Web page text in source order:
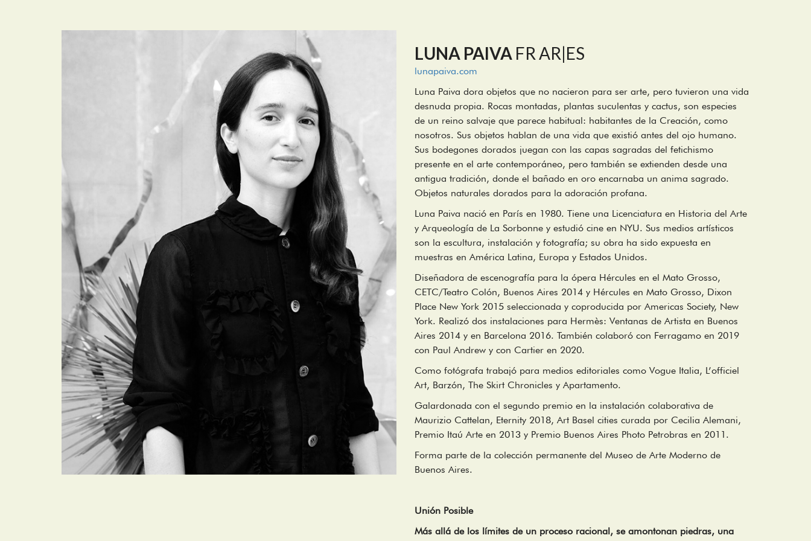
LUNA PAIVA FR AR|ES
lunapaiva.com
Luna Paiva dora objetos que no nacieron para ser arte, pero tuvieron una vida
desnuda propia. Rocas montadas, plantas suculentas y cactus, son especies
de un reino salvaje que parece habitual: habitantes de la Creación, como
nosotros. Sus objetos hablan de una vida que existió antes del ojo humano.
Sus bodegones dorados juegan con las capas sagradas del fetichismo
presente en el arte contemporáneo, pero también se extienden desde una
antigua tradición, donde el bañado en oro encarnaba un anima sagrado.
Objetos naturales dorados para la adoración profana.
Luna Paiva nació en París en 1980. Tiene una Licenciatura en Historia del Arte
y Arqueología de La Sorbonne y estudió cine en NYU. Sus medios artísticos
son la escultura, instalación y fotografía; su obra ha sido expuesta en
muestras en América Latina, Europa y Estados Unidos.
Diseñadora de escenografía para la ópera Hércules en el Mato Grosso,
CETC/Teatro Colón, Buenos Aires 2014 y Hércules en Mato Grosso, Dixon
Place New York 2015 seleccionada y coproducida por Americas Society, New
York. Realizó dos instalaciones para Hermès: Ventanas de Artista en Buenos
Aires 2014 y en Barcelona 2016. También colaboró con Ferragamo en 2019
con Paul Andrew y con Cartier en 2020.
Como fotógrafa trabajó para medios editoriales como Vogue Italia, L’officiel
Art, Barzón, The Skirt Chronicles y Apartamento.
Galardonada con el segundo premio en la instalación colaborativa de
Maurizio Cattelan, Eternity 2018, Art Basel cities curada por Cecilia Alemani,
Premio Itaú Arte en 2013 y Premio Buenos Aires Photo Petrobras en 2011.
Forma parte de la colección permanente del Museo de Arte Moderno de
Buenos Aires.
Unión Posible
Más allá de los límites de un proceso racional, se amontonan piedras, una